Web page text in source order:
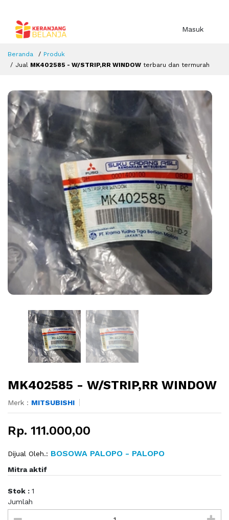
Masuk
Beranda
Produk
Jual MK402585 - W/STRIP,RR WINDOW terbaru dan termurah
MK402585 - W/STRIP,RR WINDOW
Merk : MITSUBISHI
Rp. 111.000,00
Dijual Oleh.: BOSOWA PALOPO - PALOPO
Mitra aktif
Stok : 1
Jumlah